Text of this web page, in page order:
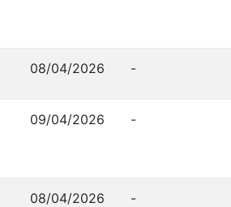
08/04/2026 -
09/04/2026 -
08/04/2026 -